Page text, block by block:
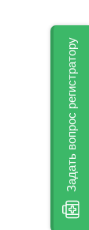
Задать вопрос регистратору